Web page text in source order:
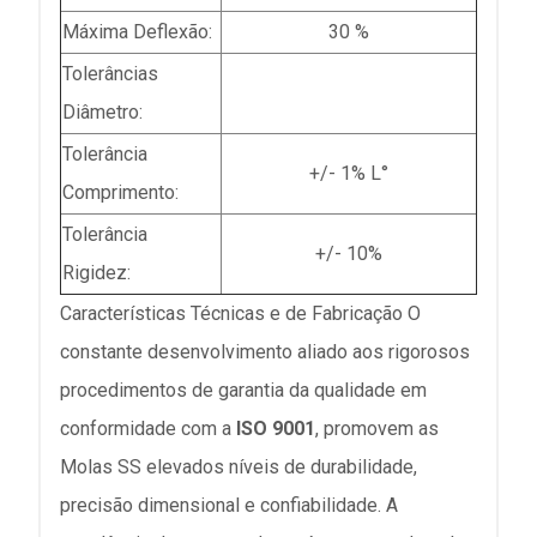
Máxima Deflexão:
30 %
Tolerâncias
Diâmetro:
Tolerância
Comprimento:
+/- 1% L°
Tolerância
Rigidez:
+/- 10%
Características Técnicas e de Fabricação O
constante desenvolvimento aliado aos rigorosos
procedimentos de garantia da qualidade em
conformidade com a ISO 9001, promovem as
Molas SS elevados níveis de durabilidade,
precisão dimensional e confiabilidade. A